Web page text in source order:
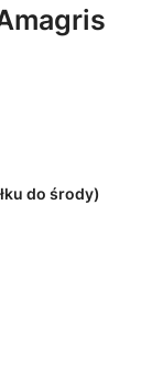
do środy)